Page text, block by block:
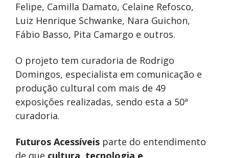
Felipe, Camilla Damato, Celaine Refosco,
Luiz Henrique Schwanke, Nara Guichon,
Fábio Basso, Pita Camargo e outros.
O projeto tem curadoria de Rodrigo
Domingos, especialista em comunicação e
produção cultural com mais de 49
exposições realizadas, sendo esta a 50ª
curadoria.
Futuros Acessíveis parte do entendimento